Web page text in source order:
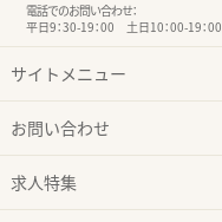
電話でのお問い合わせ：
平日9：30-19：00 土日10：00-19：00
サイトメニュー
お問い合わせ
求人特集